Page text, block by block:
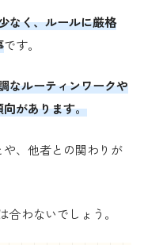
なく、ルールに厳格
です。
なルーティンワークや
があります。
、他者との関わりが
わないでしょう。